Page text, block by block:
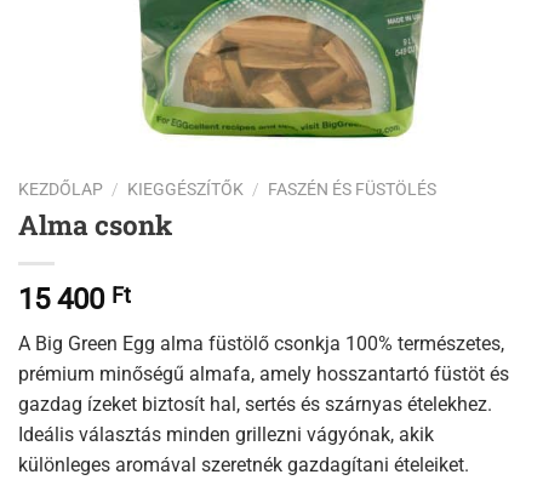
KEZDŐLAP / KIEGGÉSZÍTŐK / FASZÉN ÉS FÜSTÖLÉS
Alma csonk
15 400 Ft
A Big Green Egg alma füstölő csonkja 100% természetes,
prémium minőségű almafa, amely hosszantartó füstöt és
gazdag ízeket biztosít hal, sertés és szárnyas ételekhez.
Ideális választás minden grillezni vágyónak, akik
különleges aromával szeretnék gazdagítani ételeiket.